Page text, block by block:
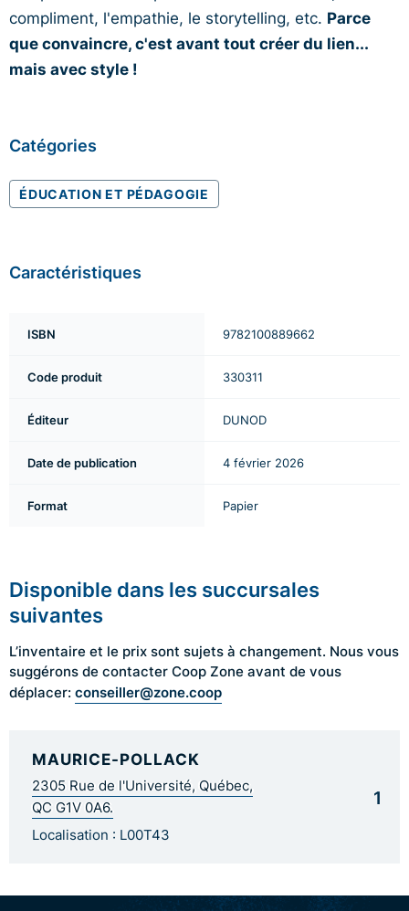
compliment, l'empathie, le storytelling, etc. Parce
que convaincre, c'est avant tout créer du lien...
mais avec style !
Catégories
ÉDUCATION ET PÉDAGOGIE
Caractéristiques
ISBN 9782100889662
Code produit 330311
Éditeur DUNOD
Date de publication 4 février 2026
Format Papier
Disponible dans les succursales
suivantes
L’inventaire et le prix sont sujets à changement. Nous vous
suggérons de contacter Coop Zone avant de vous
déplacer: conseiller@zone.coop
MAURICE-POLLACK
2305 Rue de l'Université, Québec,
QC G1V 0A6.
Localisation : L00T43
1